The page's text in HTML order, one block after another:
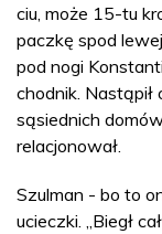
ciu, może 15-tu
paczkę spod
pod nogi
chodnik. Nastąpił
sąsiednich
relacjonował.
Szulman - bo to
ucieczki. „Biegł